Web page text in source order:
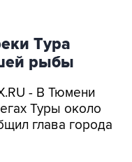
Тура
рыбы
- В Тюмени
Туры около
глава города